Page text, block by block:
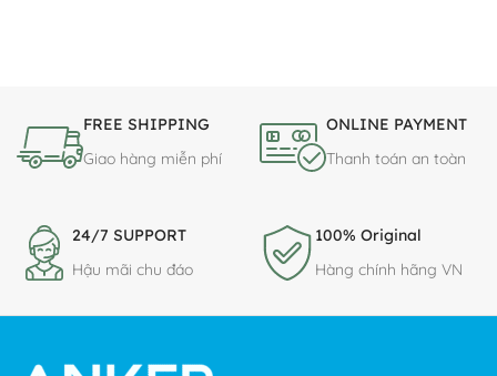
FREE SHIPPING
Giao hàng miễn phí
ONLINE PAYMENT
Thanh toán an toàn
24/7 SUPPORT
Hậu mãi chu đáo
100% Original
Hàng chính hãng VN